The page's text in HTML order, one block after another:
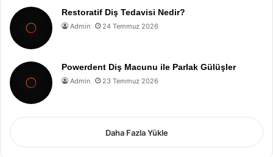
Restoratif Diş Tedavisi Nedir?
Admin 24 Temmuz 2026
Powerdent Diş Macunu ile Parlak Gülüşler
Admin 23 Temmuz 2026
Daha Fazla Yükle